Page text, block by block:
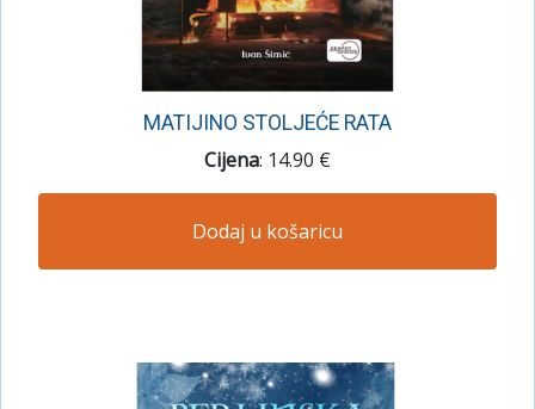
MATIJINO STOLJEĆE RATA
Cijena: 14.90 €
Dodaj u košaricu